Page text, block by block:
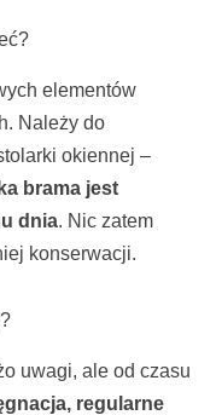
elementów
Należy do
okiennej –
brama jest
dnia. Nic zatem
konserwacji.
uwagi, ale od czasu
regularne